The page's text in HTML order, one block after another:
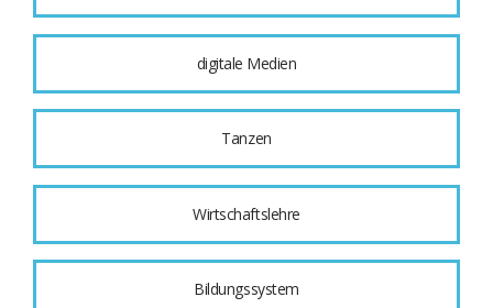
digitale Medien
Tanzen
Wirtschaftslehre
Bildungssystem